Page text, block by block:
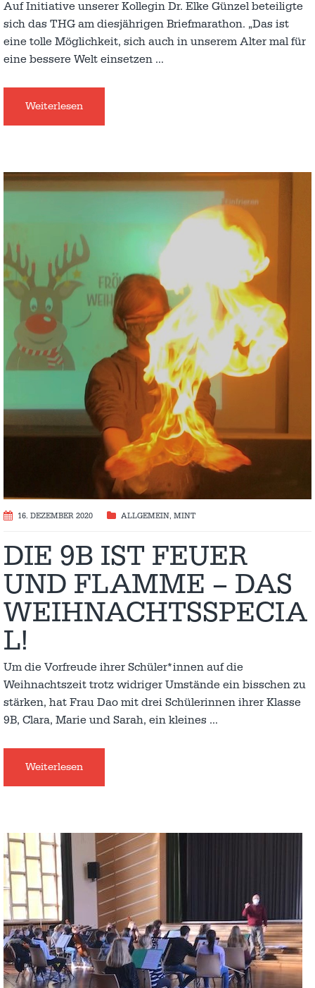
Auf Initiative unserer Kollegin Dr. Elke Günzel beteiligte
sich das THG am diesjährigen Briefmarathon. „Das ist
eine tolle Möglichkeit, sich auch in unserem Alter mal für
eine bessere Welt einsetzen …
Weiterlesen
16. DEZEMBER 2020 ALLGEMEIN, MINT
DIE 9B IST FEUER
UND FLAMME – DAS
WEIHNACHTSSPECIA
L!
Um die Vorfreude ihrer Schüler*innen auf die
Weihnachtszeit trotz widriger Umstände ein bisschen zu
stärken, hat Frau Dao mit drei Schülerinnen ihrer Klasse
9B, Clara, Marie und Sarah, ein kleines …
Weiterlesen